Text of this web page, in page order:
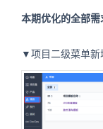
本期优化的全部需
▼项目二级菜单新